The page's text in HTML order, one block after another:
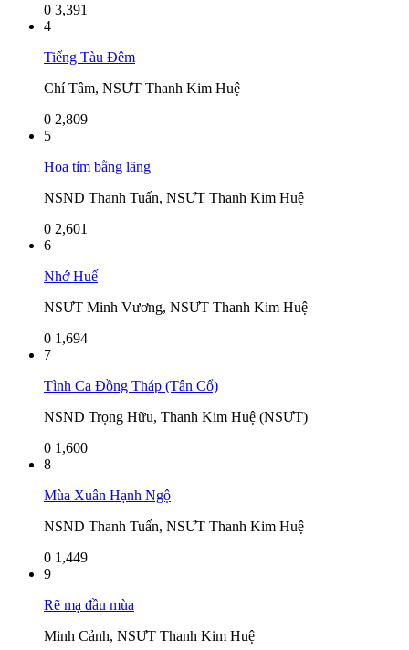
0 3,391
4
Tiếng Tàu Đêm
Chí Tâm, NSƯT Thanh Kim Huệ
0 2,809
5
Hoa tím bằng lăng
NSND Thanh Tuấn, NSƯT Thanh Kim Huệ
0 2,601
6
Nhớ Huế
NSƯT Minh Vương, NSƯT Thanh Kim Huệ
0 1,694
7
Tình Ca Đồng Tháp (Tân Cổ)
NSND Trọng Hữu, Thanh Kim Huệ (NSƯT)
0 1,600
8
Mùa Xuân Hạnh Ngộ
NSND Thanh Tuấn, NSƯT Thanh Kim Huệ
0 1,449
9
Rẽ mạ đầu mùa
Minh Cảnh, NSƯT Thanh Kim Huệ